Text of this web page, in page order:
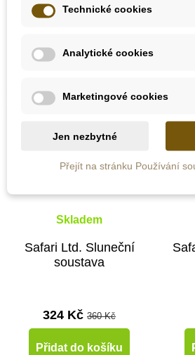
Přidat do košíku
Doporučené
Skladem
Safari Ltd. Sluneční
soustava
324 Kč 360 Kč
Přidat do košíku
Technické cookies
Analytické cookies
Marketingové cookies
Jen nezbytné
Přejít na stránku Používání